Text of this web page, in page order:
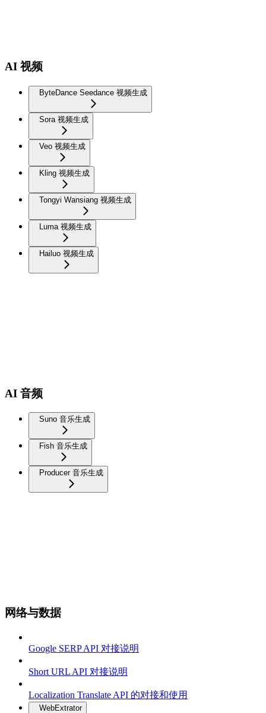
AI 视频
ByteDance Seedance 视频生成
Sora 视频生成
Veo 视频生成
Kling 视频生成
Tongyi Wansiang 视频生成
Luma 视频生成
Hailuo 视频生成
AI 音频
Suno 音乐生成
Fish 音乐生成
Producer 音乐生成
网络与数据
Google SERP API 对接说明
Short URL API 对接说明
Localization Translate API 的对接和使用
WebExtrator